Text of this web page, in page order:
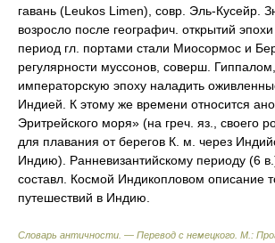
гавань (Leukos Limen), совр. Эль-Кусейр.
возросло после географич. открытий
период гл. портами стали Миосормос и
регулярности муссонов, соверш.
императорскую эпоху наладить
Индией. К этому же времени относится
Эритрейского моря» (на греч. яз., своего
для плавания от берегов К. м. через
Индию). Ранневизантийскому периоду (6
составл. Космой Индикопловом описание
путешествий в Индию.
Словарь античности. — Перевод с немецкого. М.: